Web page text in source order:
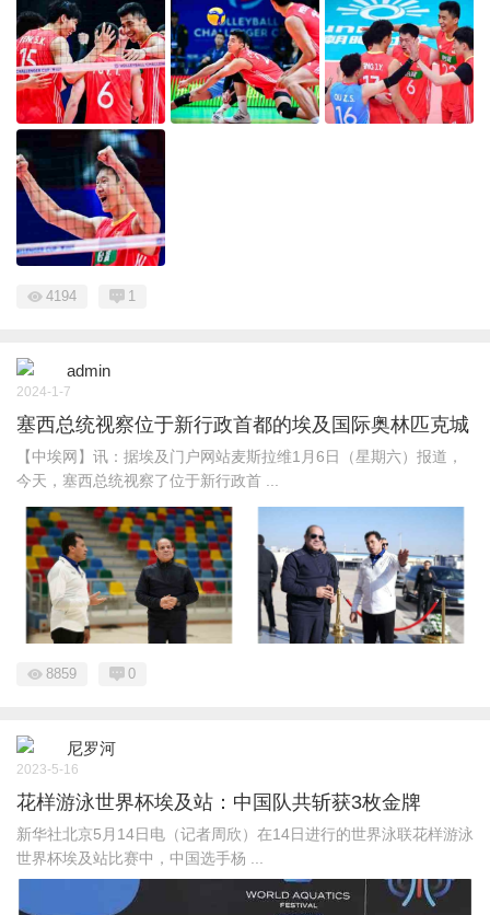
4194 1
admin
2024-1-7
塞西总统视察位于新行政首都的埃及国际奥林匹克城
【中埃网】讯：据埃及门户网站麦斯拉维1月6日（星期六）报道，
今天，塞西总统视察了位于新行政首 ...
8859 0
尼罗河
2023-5-16
花样游泳世界杯埃及站：中国队共斩获3枚金牌
新华社北京5月14日电（记者周欣）在14日进行的世界泳联花样游泳
世界杯埃及站比赛中，中国选手杨 ...